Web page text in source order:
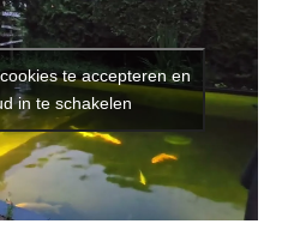
te accepteren en
in te schakelen